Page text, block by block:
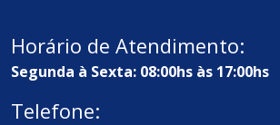
Horário de Atendimento:
Segunda à Sexta: 08:00hs às 17:00hs
Telefone: